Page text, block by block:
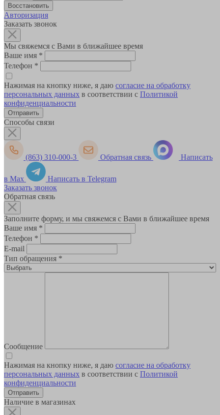
Авторизация
Заказать звонок
Мы свяжемся с Вами в ближайшее время
Ваше имя *
Телефон *
Нажимая на кнопку ниже, я даю согласие на обработку
персональных данных в соответствии с Политикой
конфиденциальности
Способы связи
(863) 310-000-3 Обратная связь Написать
в Max
Написать в Telegram
Заказать звонок
Обратная связь
Заполните форму, и мы свяжемся с Вами в ближайшее время
Ваше имя *
Телефон *
E-mail
Тип обращения *
Сообщение
Нажимая на кнопку ниже, я даю согласие на обработку
персональных данных в соответствии с Политикой
конфиденциальности
Наличие в магазинах